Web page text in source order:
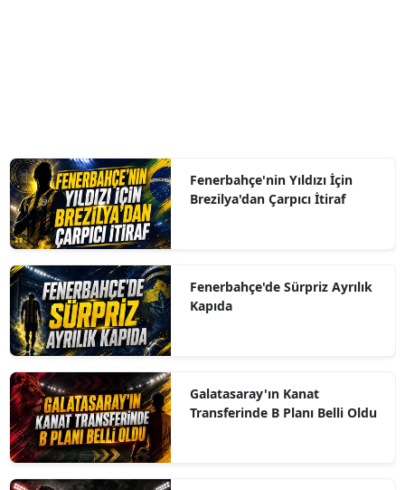
Fenerbahçe'nin Yıldızı İçin
Brezilya'dan Çarpıcı İtiraf
Fenerbahçe'de Sürpriz Ayrılık
Kapıda
Galatasaray'ın Kanat
Transferinde B Planı Belli Oldu